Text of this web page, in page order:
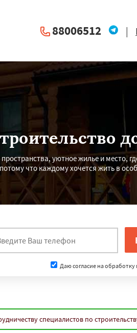
88006512 |
уютное жилье и место,
что каждому хочется жить в
Даю согласие на
специалистов по